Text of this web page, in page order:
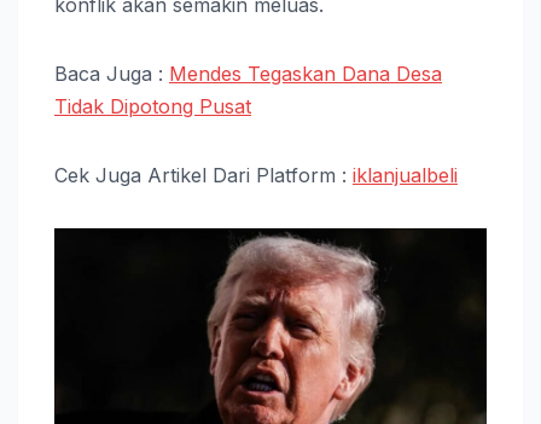
konflik akan semakin meluas.
Baca Juga : Mendes Tegaskan Dana Desa
Tidak Dipotong Pusat
Cek Juga Artikel Dari Platform : iklanjualbeli